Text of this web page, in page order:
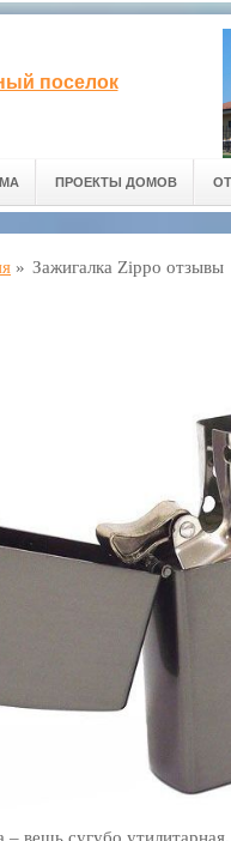
поселок
ПРОЕКТЫ ДОМОВ
» Зажигалка Zippo отзывы